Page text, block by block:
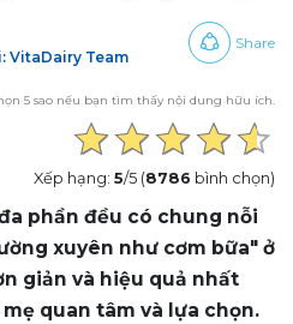
VitaDairy Team
Share
5 sao nếu bạn tìm thấy nội dung hữu ích.
Xếp hạng: 5/5 (8786 bình chọn)
phần đều có chung nỗi
xuyên như cơm bữa" ở
giản và hiệu quả nhất
quan tâm và lựa chọn.